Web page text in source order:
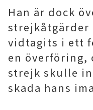
Han är dock
strejkåtgärder
vidtagits i ett
en överföring,
strejk skulle
skada hans